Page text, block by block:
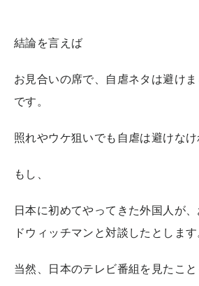
結論を言えば
お見合いの席で、自虐ネタは避け
です。
照れやウケ狙いでも自虐は避けなけ
もし、
日本に初めてやってきた外国人が
ドウィッチマンと対談したとします
当然、日本のテレビ番組を見たこと